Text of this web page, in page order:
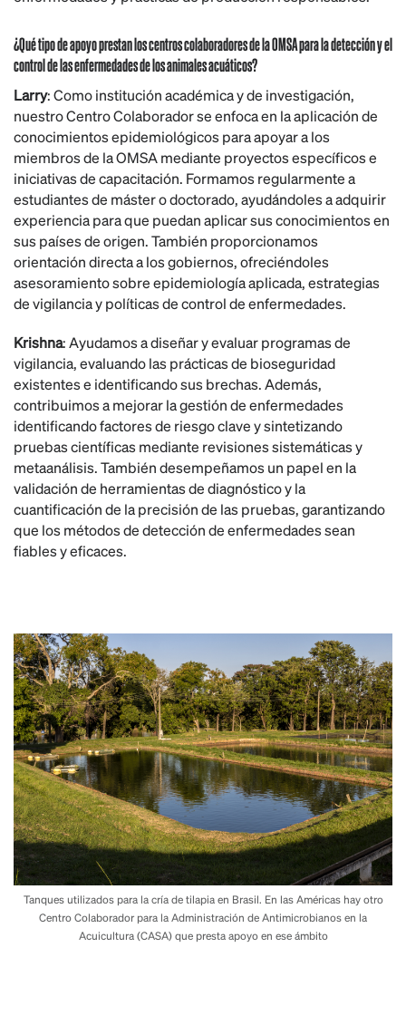
¿Qué tipo de apoyo prestan los centros colaboradores de la OMSA para la detección y el
control de las enfermedades de los animales acuáticos?
Larry: Como institución académica y de investigación,
nuestro Centro Colaborador se enfoca en la aplicación de
conocimientos epidemiológicos para apoyar a los
miembros de la OMSA mediante proyectos específicos e
iniciativas de capacitación. Formamos regularmente a
estudiantes de máster o doctorado, ayudándoles a adquirir
experiencia para que puedan aplicar sus conocimientos en
sus países de origen. También proporcionamos
orientación directa a los gobiernos, ofreciéndoles
asesoramiento sobre epidemiología aplicada, estrategias
de vigilancia y políticas de control de enfermedades.
Krishna: Ayudamos a diseñar y evaluar programas de
vigilancia, evaluando las prácticas de bioseguridad
existentes e identificando sus brechas. Además,
contribuimos a mejorar la gestión de enfermedades
identificando factores de riesgo clave y sintetizando
pruebas científicas mediante revisiones sistemáticas y
metaanálisis. También desempeñamos un papel en la
validación de herramientas de diagnóstico y la
cuantificación de la precisión de las pruebas, garantizando
que los métodos de detección de enfermedades sean
fiables y eficaces.
Tanques utilizados para la cría de tilapia en Brasil. En las Américas hay otro
Centro Colaborador para la Administración de Antimicrobianos en la
Acuicultura (CASA) que presta apoyo en ese ámbito